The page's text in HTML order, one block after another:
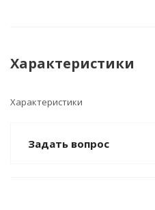
Характеристики
Характеристики
Задать вопрос